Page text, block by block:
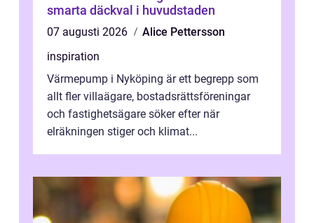
smarta däckval i huvudstaden
07 augusti 2026
Alice Pettersson
inspiration
Värmepump i Nyköping är ett begrepp som
allt fler villaägare, bostadsrättsföreningar
och fastighetsägare söker efter när
elräkningen stiger och klimat...